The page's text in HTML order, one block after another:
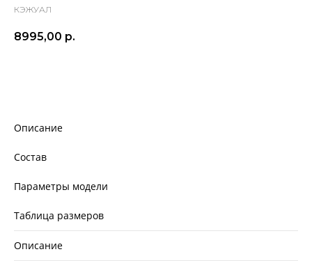
КЭЖУАЛ
8995,00 р.
Описание
Состав
Параметры модели
Таблица размеров
Описание